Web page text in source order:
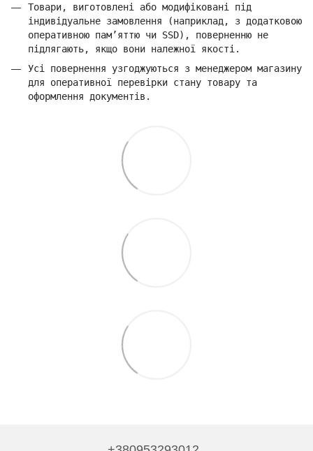
Товари, виготовлені або модифіковані під
індивідуальне замовлення (наприклад, з додатковою
оперативною пам’яттю чи SSD), поверненню не
підлягають, якщо вони належної якості.
Усі повернення узгоджуються з менеджером магазину
для оперативної перевірки стану товару та
оформлення документів.